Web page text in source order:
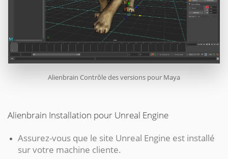
Alienbrain Contrôle des versions pour Maya
Alienbrain Installation pour Unreal Engine
Assurez-vous que le site Unreal Engine est installé
sur votre machine cliente.